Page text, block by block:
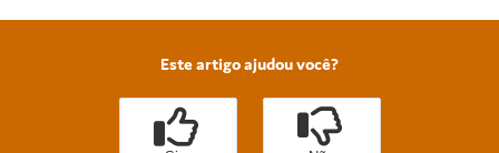
Este artigo ajudou você?